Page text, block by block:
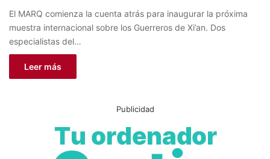
El MARQ comienza la cuenta atrás para inaugurar la próxima
muestra internacional sobre los Guerreros de Xi’an. Dos
especialistas del…
Leer más
Publicidad